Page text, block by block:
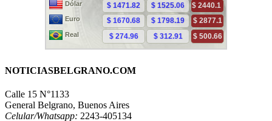
NOTICIASBELGRANO.COM
Calle 15 N°1133
General Belgrano, Buenos Aires
Celular/Whatsapp: 2243-405134